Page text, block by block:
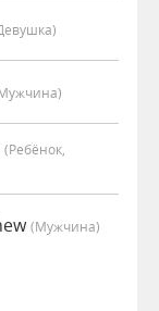
(Ребёнок,
(мужчина)